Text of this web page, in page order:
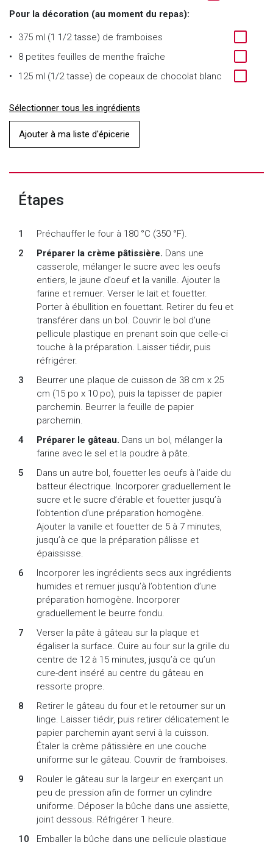
Pour la décoration (au moment du repas):
375 ml (1 1/2 tasse) de framboises
8 petites feuilles de menthe fraîche
125 ml (1/2 tasse) de copeaux de chocolat blanc
Sélectionner tous les ingrédients
Ajouter à ma liste d'épicerie
Étapes
Préchauffer le four à 180 °C (350 °F).
Préparer la crème pâtissière. Dans une
casserole, mélanger le sucre avec les oeufs
entiers, le jaune d’oeuf et la vanille. Ajouter la
farine et remuer. Verser le lait et fouetter.
Porter à ébullition en fouettant. Retirer du feu et
transférer dans un bol. Couvrir le bol d’une
pellicule plastique en prenant soin que celle-ci
touche à la préparation. Laisser tiédir, puis
réfrigérer.
Beurrer une plaque de cuisson de 38 cm x 25
cm (15 po x 10 po), puis la tapisser de papier
parchemin. Beurrer la feuille de papier
parchemin.
Préparer le gâteau. Dans un bol, mélanger la
farine avec le sel et la poudre à pâte.
Dans un autre bol, fouetter les oeufs à l’aide du
batteur électrique. Incorporer graduellement le
sucre et le sucre d’érable et fouetter jusqu’à
l’obtention d’une préparation homogène.
Ajouter la vanille et fouetter de 5 à 7 minutes,
jusqu’à ce que la préparation pâlisse et
épaississe.
Incorporer les ingrédients secs aux ingrédients
humides et remuer jusqu’à l’obtention d’une
préparation homogène. Incorporer
graduellement le beurre fondu.
Verser la pâte à gâteau sur la plaque et
égaliser la surface. Cuire au four sur la grille du
centre de 12 à 15 minutes, jusqu’à ce qu’un
cure-dent inséré au centre du gâteau en
ressorte propre.
Retirer le gâteau du four et le retourner sur un
linge. Laisser tiédir, puis retirer délicatement le
papier parchemin ayant servi à la cuisson.
Étaler la crème pâtissière en une couche
uniforme sur le gâteau. Couvrir de framboises.
Rouler le gâteau sur la largeur en exerçant un
peu de pression afin de former un cylindre
uniforme. Déposer la bûche dans une assiette,
joint dessous. Réfrigérer 1 heure.
Emballer la bûche dans une pellicule plastique